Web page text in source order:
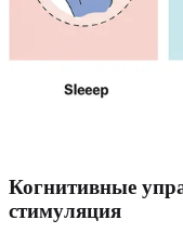
Когнитивные
стимуляция